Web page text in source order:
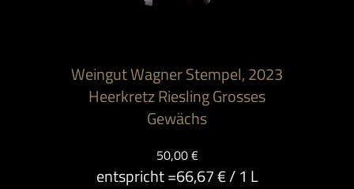
Weingut Wagner Stempel, 2023
Heerkretz Riesling Grosses
Gewächs
50,00 €
entspricht =66,67 €/ 1 L